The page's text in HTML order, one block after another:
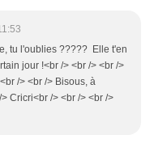
tu l'oublies ????? Elle t'en
jour !<br /> <br /> <br />
/> <br /> Bisous, à
Cricri<br /> <br /> <br />